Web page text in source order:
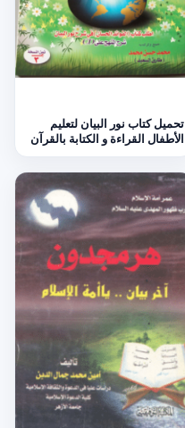
تحميل كتاب نور البيان لتعليم
الأطفال القراءة و الكتابة بالقرآن